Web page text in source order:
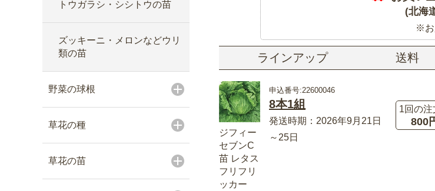
トウガラシ・シシトウの苗
ズッキーニ・メロンなどウリ
類の苗
野菜の球根
草花の種
草花の苗
(北海
※お
ラインアップ 送料
ジフィー
セブンC
苗 レタス
フリフリ
ッカー
申込番号:22600046
8本1組
発送時期：2026年9月21日
～25日
1回の注
800